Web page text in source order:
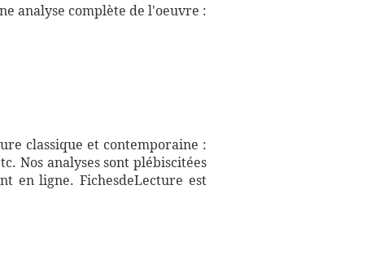
analyse complète de l'oeuvre :
classique et contemporaine :
Nos analyses sont plébiscitées
en ligne. FichesdeLecture est